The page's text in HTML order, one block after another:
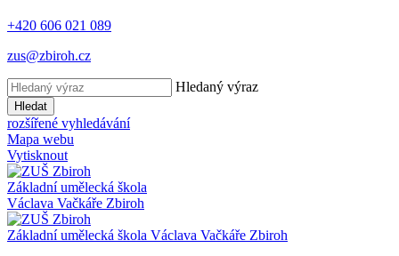
+420 606 021 089
zus@zbiroh.cz
Hledaný výraz
Hledat
rozšířené vyhledávání
Mapa webu
Vytisknout
Základní umělecká škola
Václava Vačkáře Zbiroh
Základní umělecká škola Václava Vačkáře Zbiroh